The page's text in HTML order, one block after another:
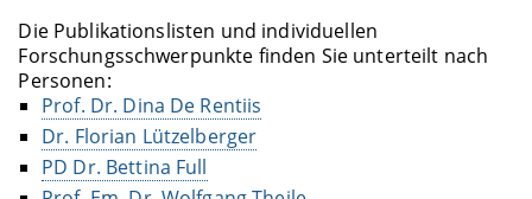
Die Publikationslisten und individuellen
Forschungsschwerpunkte finden Sie unterteilt nach
Personen:
Prof. Dr. Dina De Rentiis
Dr. Florian Lützelberger
PD Dr. Bettina Full